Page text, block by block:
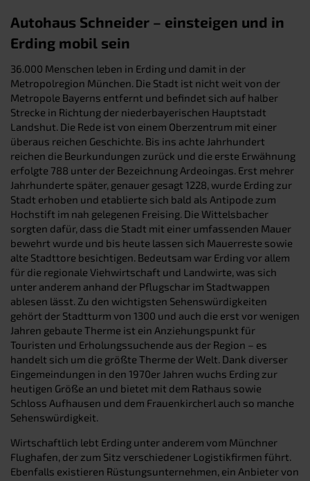
Autohaus Schneider – einsteigen und in
Erding mobil sein
36.000 Menschen leben in Erding und damit in der
Metropolregion München. Die Stadt ist nicht weit von der
Metropole Bayerns entfernt und befindet sich auf halber
Strecke in Richtung der niederbayerischen Hauptstadt
Landshut. Die Rede ist von einem Oberzentrum mit einer
überaus reichen Geschichte. Bis ins achte Jahrhundert
reichen die Beurkundungen zurück und die erste Erwähnung
erfolgte 788 unter der Bezeichnung Ardeoingas. Erst mehrer
Jahrhunderte später, genauer gesagt 1228, wurde Erding zur
Stadt erhoben und etablierte sich bald als Antipode zum
Hochstift im nah gelegenen Freising. Die Wittelsbacher
sorgten dafür, dass die Stadt mit einer umfassenden Mauer
bewehrt wurde und bis heute lassen sich Mauerreste sowie
alte Stadttore besichtigen. Bedeutsam war Erding vor allem
für die regionale Viehwirtschaft und Landwirte, was sich
unter anderem anhand der Pflugschar im Stadtwappen
ablesen lässt. Zu den wichtigsten Sehenswürdigkeiten
gehört der Stadtturm von 1300 und auch die erst vor wenigen
Jahren gebaute Therme ist ein Anziehungspunkt für
Touristen und Erholungssuchende aus der Region – es
handelt sich um die größte Therme der Welt. Dank diverser
Eingemeindungen in den 1970er Jahren wuchs Erding zur
heutigen Größe an und bietet mit dem Rathaus sowie
Schloss Aufhausen und dem Frauenkircherl auch so manche
Sehenswürdigkeit.
Wirtschaftlich lebt Erding unter anderem vom Münchner
Flughafen, der zum Sitz verschiedener Logistikfirmen führt.
Ebenfalls existieren Rüstungsunternehmen, ein Anbieter von